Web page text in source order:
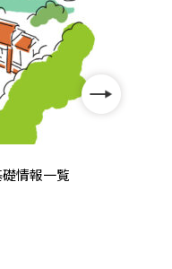
情報一覧